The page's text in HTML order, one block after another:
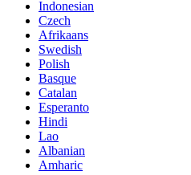
Indonesian
Czech
Afrikaans
Swedish
Polish
Basque
Catalan
Esperanto
Hindi
Lao
Albanian
Amharic